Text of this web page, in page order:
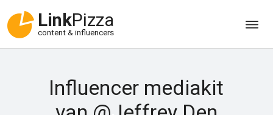
LinkPizza
content & influencers
Influencer mediakit